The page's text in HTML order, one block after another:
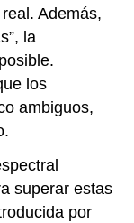
Además,
la
los
ambiguos,
superar estas
por